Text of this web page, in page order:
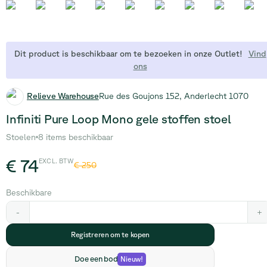
Dit product is beschikbaar om te bezoeken in onze Outlet!
Vind
ons
Relieve WarehouseRue des Goujons 152, Anderlecht 1070
Infiniti Pure Loop Mono gele stoffen stoel
Stoelen 8 items beschikbaar
€ 74EXCL. BTW€ 250
Beschikbare
- +
Registreren om te kopen
Doe een bod Nieuw!